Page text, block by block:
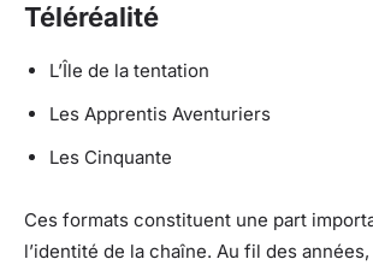
Téléréalité
L’Île de la tentation
Les Apprentis Aventuriers
Les Cinquante
Ces formats constituent une part
l’identité de la chaîne. Au fil des